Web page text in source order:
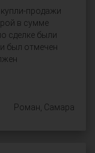
продажи
в сумме
сделке были
был отмечен
Роман, Самара